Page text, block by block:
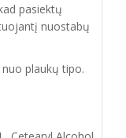
pasiektų
nuostabų
plaukų tipo.